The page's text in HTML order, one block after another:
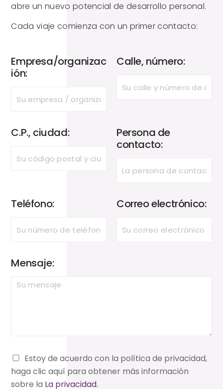
abre un nuevo potencial de desarrollo personal.
Cada viaje comienza con un primer contacto:
Empresa/organizac
ión:
Calle, número:
C.P., ciudad:
Persona de
contacto:
Teléfono: Correo electrónico:
Mensaje:
D
S
G
Estoy de acuerdo con la política de privacidad,
haga clic aquí para obtener más información
sobre la La privacidad.